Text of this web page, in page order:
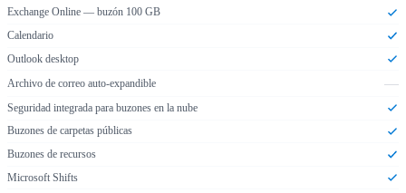
Exchange Online — buzón 100 GB
Calendario
Outlook desktop
Archivo de correo auto-expandible
—
Seguridad integrada para buzones en la nube
Buzones de carpetas públicas
Buzones de recursos
Microsoft Shifts